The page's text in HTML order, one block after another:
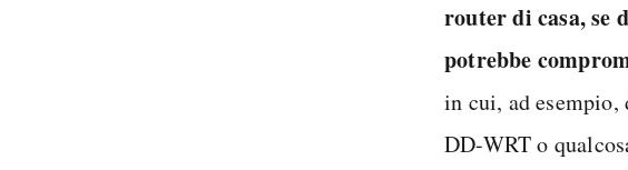
router di casa, se
potrebbe
in cui, ad esempio,
DD-WRT o